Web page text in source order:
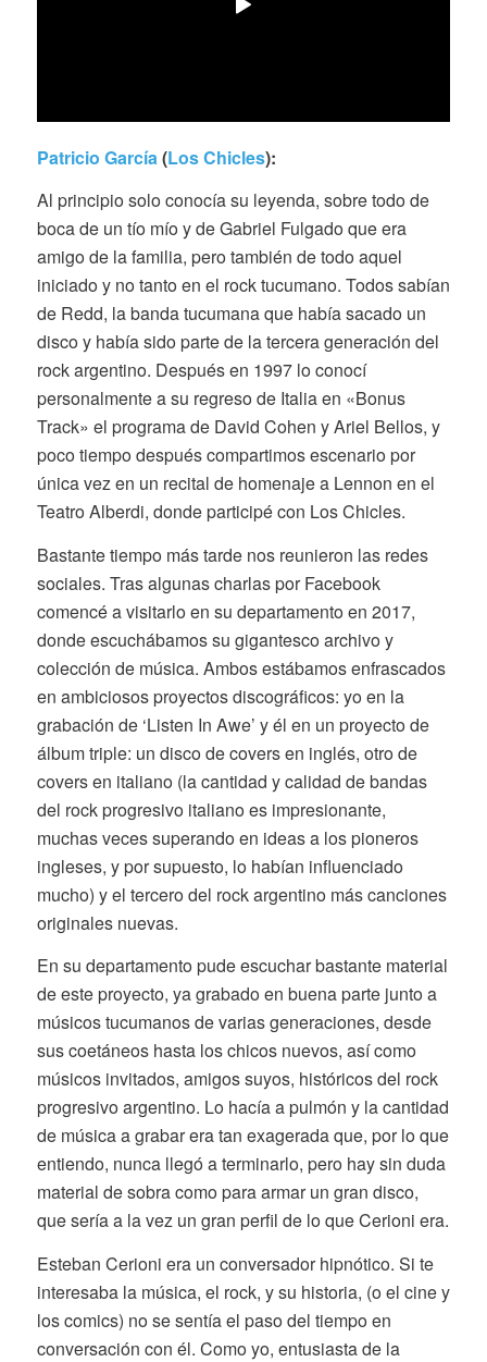
Patricio García (Los Chicles):
Al principio solo conocía su leyenda, sobre todo de
boca de un tío mío y de Gabriel Fulgado que era
amigo de la familia, pero también de todo aquel
iniciado y no tanto en el rock tucumano. Todos sabían
de Redd, la banda tucumana que había sacado un
disco y había sido parte de la tercera generación del
rock argentino. Después en 1997 lo conocí
personalmente a su regreso de Italia en «Bonus
Track» el programa de David Cohen y Ariel Bellos, y
poco tiempo después compartimos escenario por
única vez en un recital de homenaje a Lennon en el
Teatro Alberdi, donde participé con Los Chicles.
Bastante tiempo más tarde nos reunieron las redes
sociales. Tras algunas charlas por Facebook
comencé a visitarlo en su departamento en 2017,
donde escuchábamos su gigantesco archivo y
colección de música. Ambos estábamos enfrascados
en ambiciosos proyectos discográficos: yo en la
grabación de ‘Listen In Awe’ y él en un proyecto de
álbum triple: un disco de covers en inglés, otro de
covers en italiano (la cantidad y calidad de bandas
del rock progresivo italiano es impresionante,
muchas veces superando en ideas a los pioneros
ingleses, y por supuesto, lo habían influenciado
mucho) y el tercero del rock argentino más canciones
originales nuevas.
En su departamento pude escuchar bastante material
de este proyecto, ya grabado en buena parte junto a
músicos tucumanos de varias generaciones, desde
sus coetáneos hasta los chicos nuevos, así como
músicos invitados, amigos suyos, históricos del rock
progresivo argentino. Lo hacía a pulmón y la cantidad
de música a grabar era tan exagerada que, por lo que
entiendo, nunca llegó a terminarlo, pero hay sin duda
material de sobra como para armar un gran disco,
que sería a la vez un gran perfil de lo que Cerioni era.
Esteban Cerioni era un conversador hipnótico. Si te
interesaba la música, el rock, y su historia, (o el cine y
los comics) no se sentía el paso del tiempo en
conversación con él. Como yo, entusiasta de la